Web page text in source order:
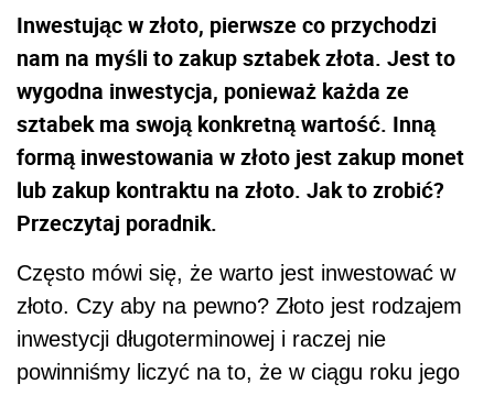
Inwestując w złoto, pierwsze co przychodzi
nam na myśli to zakup sztabek złota. Jest to
wygodna inwestycja, ponieważ każda ze
sztabek ma swoją konkretną wartość. Inną
formą inwestowania w złoto jest zakup monet
lub zakup kontraktu na złoto. Jak to zrobić?
Przeczytaj poradnik.
Często mówi się, że warto jest inwestować w
złoto. Czy aby na pewno? Złoto jest rodzajem
inwestycji długoterminowej i raczej nie
powinniśmy liczyć na to, że w ciągu roku jego